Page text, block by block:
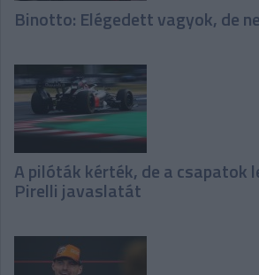
Binotto: Elégedett vagyok, de
A pilóták kérték, de a csapatok
Pirelli javaslatát